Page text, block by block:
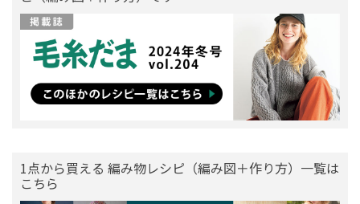
1点から買える 編み物レシピ（編み図＋作り方）一覧は
こちら